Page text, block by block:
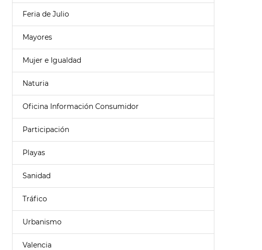
Feria de Julio
Mayores
Mujer e Igualdad
Naturia
Oficina Información Consumidor
Participación
Playas
Sanidad
Tráfico
Urbanismo
Valencia